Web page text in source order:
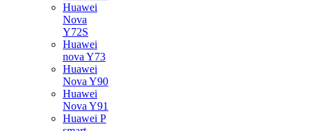
Huawei
Nova
Y72S
Huawei
nova Y73
Huawei
Nova Y90
Huawei
Nova Y91
Huawei P